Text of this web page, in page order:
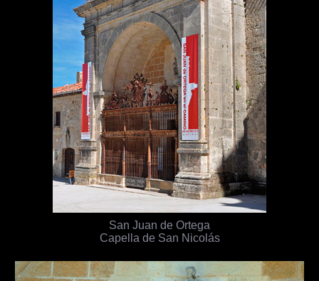
San Juan de Ortega
Capella de San Nicolás